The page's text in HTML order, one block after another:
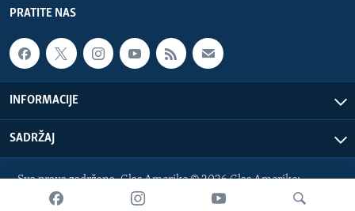
Jezici
PRATITE NAS
INFORMACIJE
SADRŽAJ
Sva prava zadržana. Glas Amerike © 2026 Glas Amerike:
bosnian-service@voanews.com